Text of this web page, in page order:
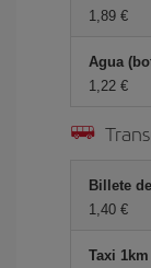
1,89 €
Agua
1,22 €
Billete
1,40 €
Taxi